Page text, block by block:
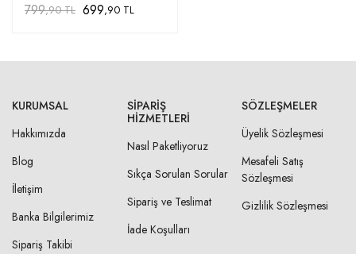
799,90 TL 699,90 TL
KURUMSAL
Hakkımızda
Blog
İletişim
Banka Bilgilerimiz
Sipariş Takibi
SIPARIŞ
HIZMETLERI
Nasıl Paketliyoruz
Sıkça Sorulan Sorular
Sipariş ve Teslimat
İade Koşulları
SÖZLEŞMELER
Üyelik Sözleşmesi
Mesafeli Satış
Sözleşmesi
Gizlilik Sözleşmesi